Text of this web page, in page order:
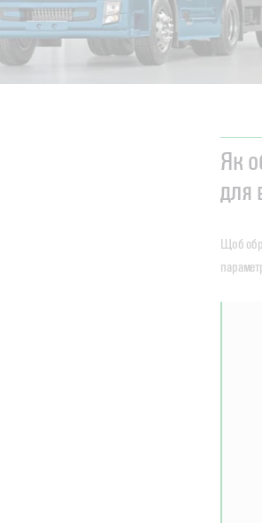
Як
для
Щоб